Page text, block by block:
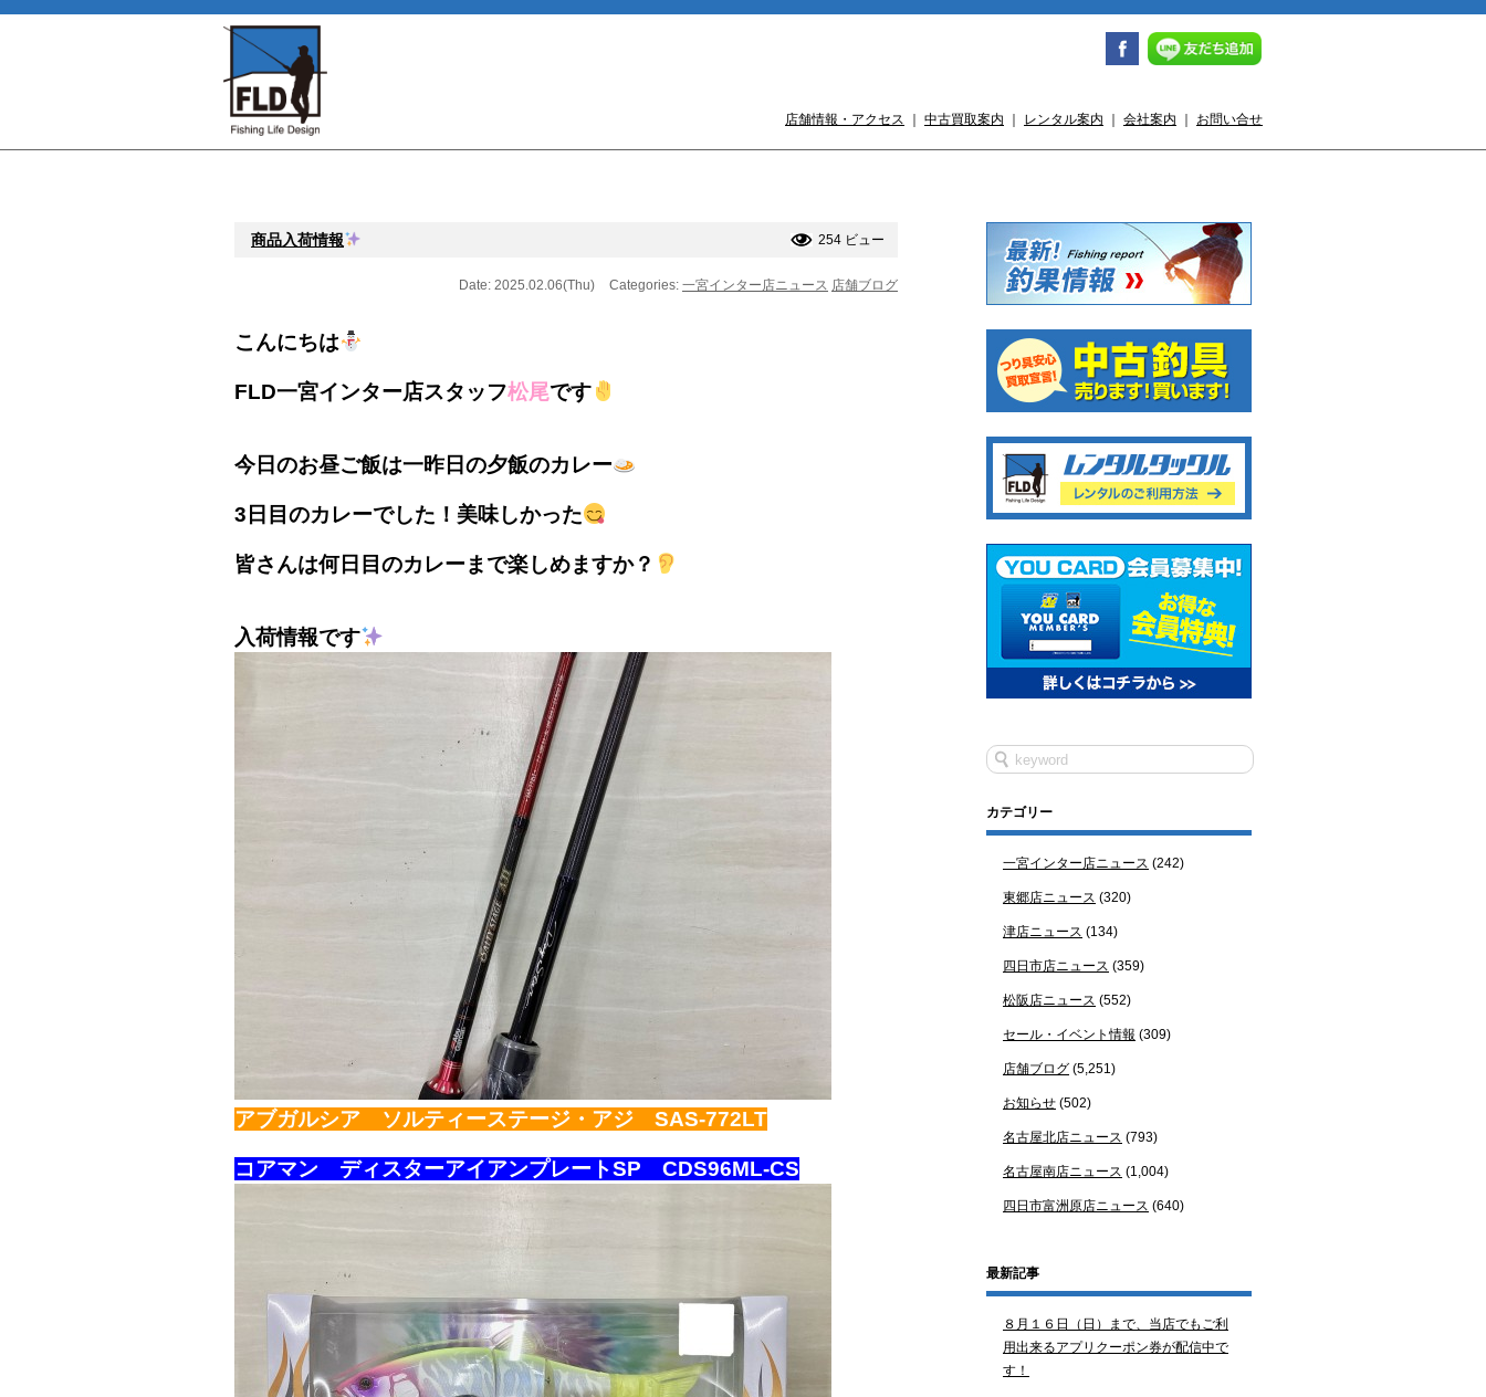
店舗情報・アクセス 中古買取案内 レンタル案内 会社案内 お問い合せ
商品入荷情報 254 ビュー
Date: 2025.02.06(Thu) Categories: 一宮インター店ニュース 店舗ブログ
こんにちは
FLD一宮インター店スタッフ松尾です
今日のお昼ご飯は一昨日の夕飯のカレー
3日目のカレーでした！美味しかった
皆さんは何日目のカレーまで楽しめますか？
入荷情報です
アブガルシア ソルティーステージ・アジ SAS-772LT
コアマン ディスターアイアンプレートSP CDS96ML-CS
カテゴリー
一宮インター店ニュース (242)
東郷店ニュース (320)
津店ニュース (134)
四日市店ニュース (359)
松阪店ニュース (552)
セール・イベント情報 (309)
店舗ブログ (5,251)
お知らせ (502)
名古屋北店ニュース (793)
名古屋南店ニュース (1,004)
四日市富洲原店ニュース (640)
最新記事
８月１６日（日）まで、当店でもご利
用出来るアプリクーポン券が配信中で
す！